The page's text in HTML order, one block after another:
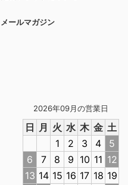
2026年09月の営業日
日 月 火 水 木 金 土
1
2 3 4
5
6
7 8 9 10 11 12
13 14 15 16 17 18 19
メールマガジン